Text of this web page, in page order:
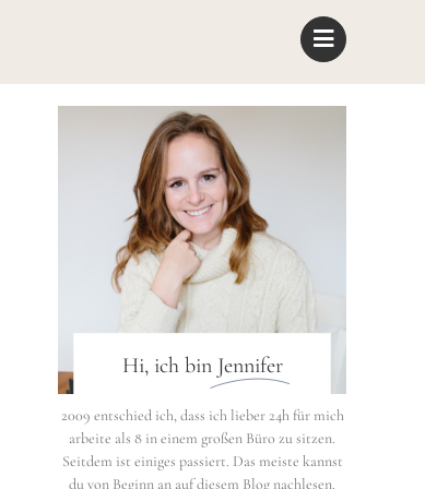
Hi, ich bin Jennifer
2009 entschied ich, dass ich lieber 24h für mich
arbeite als 8 in einem großen Büro zu sitzen.
Seitdem ist einiges passiert. Das meiste kannst
du von Beginn an auf diesem Blog nachlesen.